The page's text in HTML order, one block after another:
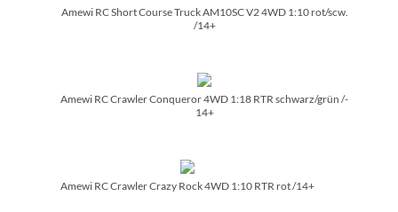
Amewi RC Short Course Truck AM10SC V2 4WD 1:10 rot/­scw.
/­14+
Amewi RC Crawler Conqueror 4WD 1:18 RTR schwarz/­grün /­
14+
Amewi RC Crawler Crazy Rock 4WD 1:10 RTR rot /­14+